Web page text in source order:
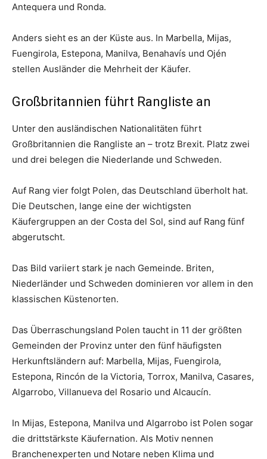
Antequera und Ronda.
Anders sieht es an der Küste aus. In Marbella, Mijas,
Fuengirola, Estepona, Manilva, Benahavís und Ojén
stellen Ausländer die Mehrheit der Käufer.
Großbritannien führt Rangliste an
Unter den ausländischen Nationalitäten führt
Großbritannien die Rangliste an – trotz Brexit. Platz zwei
und drei belegen die Niederlande und Schweden.
Auf Rang vier folgt Polen, das Deutschland überholt hat.
Die Deutschen, lange eine der wichtigsten
Käufergruppen an der Costa del Sol, sind auf Rang fünf
abgerutscht.
Das Bild variiert stark je nach Gemeinde. Briten,
Niederländer und Schweden dominieren vor allem in den
klassischen Küstenorten.
Das Überraschungsland Polen taucht in 11 der größten
Gemeinden der Provinz unter den fünf häufigsten
Herkunftsländern auf: Marbella, Mijas, Fuengirola,
Estepona, Rincón de la Victoria, Torrox, Manilva, Casares,
Algarrobo, Villanueva del Rosario und Alcaucín.
In Mijas, Estepona, Manilva und Algarrobo ist Polen sogar
die drittstärkste Käufernation. Als Motiv nennen
Branchenexperten und Notare neben Klima und